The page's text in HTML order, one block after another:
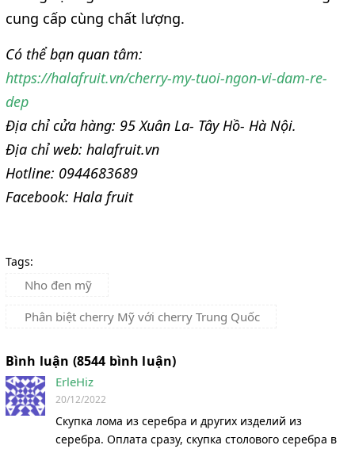
cung cấp cùng chất lượng.
Có thể bạn quan tâm:
https://halafruit.vn/cherry-my-tuoi-ngon-vi-dam-re-
dep
Địa chỉ cửa hàng: 95 Xuân La- Tây Hồ- Hà Nội.
Địa chỉ web: halafruit.vn
Hotline: 0944683689
Facebook: Hala fruit
Tags:
Nho đen mỹ
Phân biệt cherry Mỹ với cherry Trung Quốc
Bình luận (8544 bình luận)
ErleHiz
20/12/2022
Скупка лома из серебра и других изделий из
серебра. Оплата сразу, скупка столового серебра в